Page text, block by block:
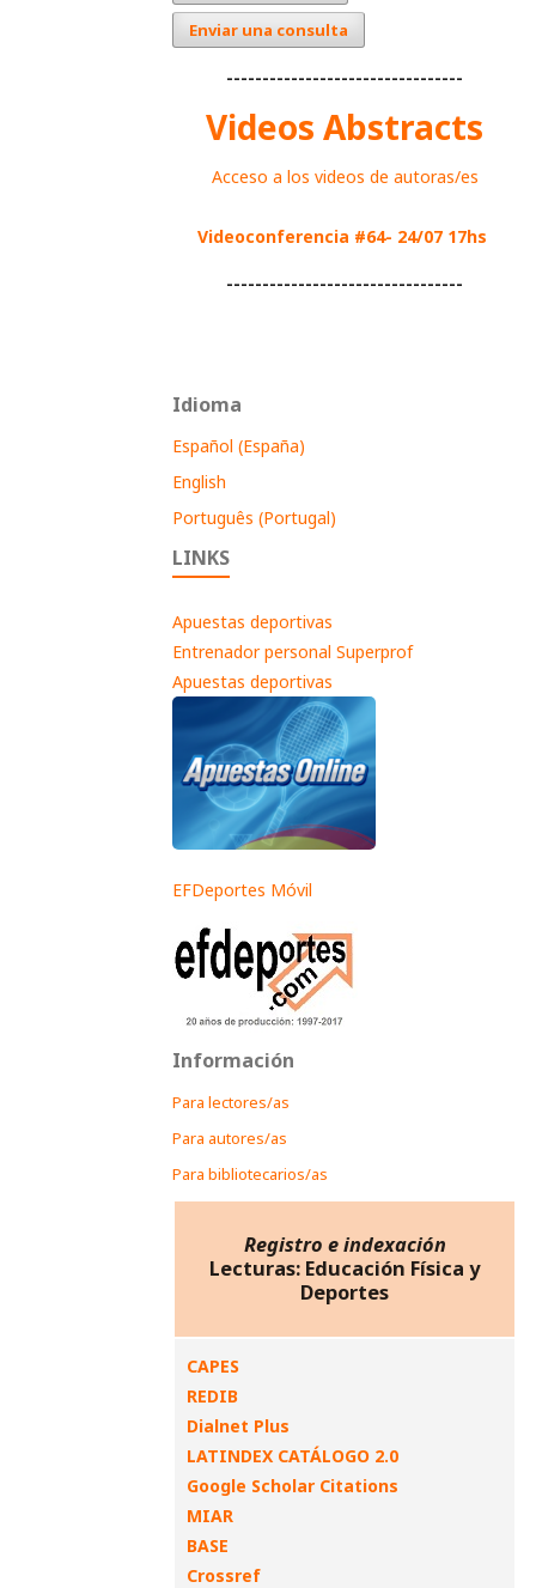
Enviar una consulta
---------------------------------
Videos Abstracts
Acceso a los videos de autoras/es
Videoconferencia #64- 24/07 17hs
---------------------------------
Idioma
Español (España)
English
Português (Portugal)
LINKS
Apuestas deportivas
Entrenador personal Superprof
Apuestas deportivas
EFDeportes Móvil
Información
Para lectores/as
Para autores/as
Para bibliotecarios/as
Registro e indexación
Lecturas: Educación Física y
Deportes
CAPES
REDIB
Dialnet Plus
LATINDEX CATÁLOGO 2.0
Google Scholar Citations
MIAR
BASE
Crossref